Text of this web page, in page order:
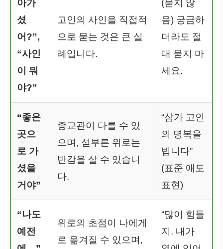
아가
셨
어?”,
“사인
이 뭐
야?”
고인의 사인을 직접적
으로 묻는 것은 큰 실
례입니다.
(묻지 않
음) 궁금하
더라도 절
대 묻지 마
세요.
“좋은
곳으
로 가
셨을
거야”
종교관이 다를 수 있
으며, 섣부른 위로는
반감을 살 수 있습니
다.
“삼가 고인
의 명복을
빕니다”
(표준 애도
표현)
“나도
예전
위로의 초점이 나에게
로 옮겨질 수 있으며,
“많이 힘들
지. 내가